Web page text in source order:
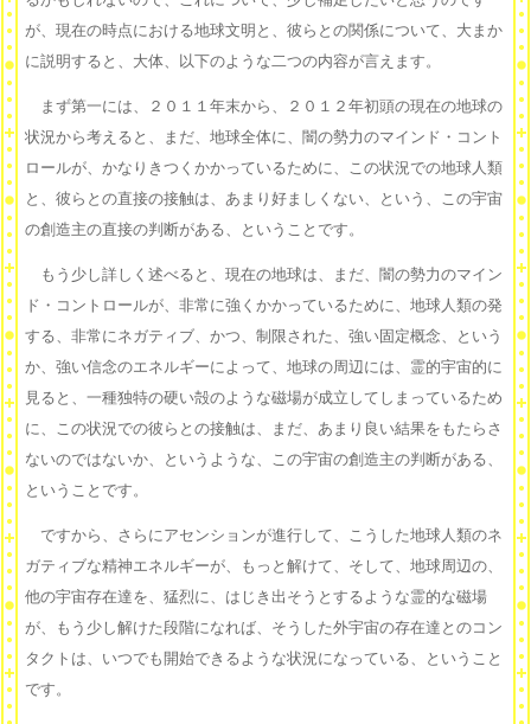
が、現在の時点における地球文明と、彼らとの関係について、大まか
に説明すると、大体、以下のような二つの内容が言えます。
まず第一には、２０１１年末から、２０１２年初頭の現在の地球の
状況から考えると、まだ、地球全体に、闇の勢力のマインド・コント
ロールが、かなりきつくかかっているために、この状況での地球人類
と、彼らとの直接の接触は、あまり好ましくない、という、この宇宙
の創造主の直接の判断がある、ということです。
もう少し詳しく述べると、現在の地球は、まだ、闇の勢力のマイン
ド・コントロールが、非常に強くかかっているために、地球人類の発
する、非常にネガティブ、かつ、制限された、強い固定概念、という
か、強い信念のエネルギーによって、地球の周辺には、霊的宇宙的に
見ると、一種独特の硬い殻のような磁場が成立してしまっているため
に、この状況での彼らとの接触は、まだ、あまり良い結果をもたらさ
ないのではないか、というような、この宇宙の創造主の判断がある、
ということです。
ですから、さらにアセンションが進行して、こうした地球人類のネ
ガティブな精神エネルギーが、もっと解けて、そして、地球周辺の、
他の宇宙存在達を、猛烈に、はじき出そうとするような霊的な磁場
が、もう少し解けた段階になれば、そうした外宇宙の存在達とのコン
タクトは、いつでも開始できるような状況になっている、ということ
です。